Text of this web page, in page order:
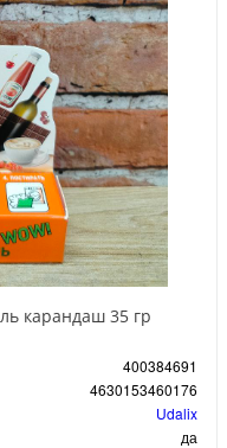
карандаш 35 гр
400384691
4630153460176
Udalix
да